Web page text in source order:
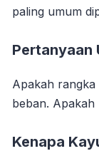
paling umum
Pertanyaan
Apakah
beban.
Kenapa